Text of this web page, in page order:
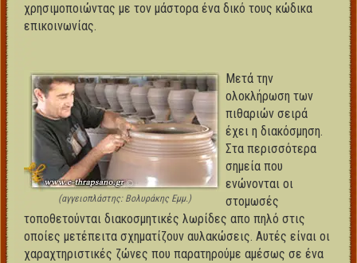
χρησιμοποιώντας με τον μάστορα ένα δικό τους κώδικα
επικοινωνίας.
(αγγειοπλάστης: Βολυράκης Εμμ.)
Μετά την
ολοκλήρωση των
πιθαριών σειρά
έχει η διακόσμηση.
Στα περισσότερα
σημεία που
ενώνονται οι
στομωσές
τοποθετούνται διακοσμητικές λωρίδες απο πηλό στις
οποίες μετέπειτα σχηματίζουν αυλακώσεις. Αυτές είναι οι
χαραχτηριστικές ζώνες που παρατηρούμε αμέσως σε ένα